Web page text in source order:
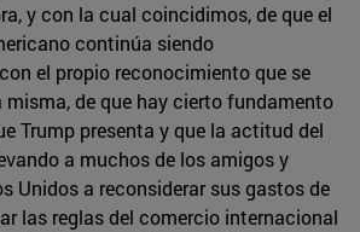
y con la cual coincidimos, de que el
continúa siendo
el propio reconocimiento que se
misma, de que hay cierto fundamento
Trump presenta y que la actitud del
a muchos de los amigos y
Unidos a reconsiderar sus gastos de
las reglas del comercio internacional